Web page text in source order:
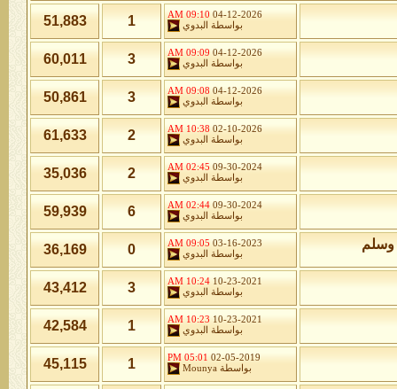
04-12-2026
09:10 AM
بواسطة
البدوي 1
51,883
04-12-2026
09:09 AM
بواسطة
البدوي 3
60,011
04-12-2026
09:08 AM
بواسطة
البدوي 3
50,861
02-10-2026
10:38 AM
بواسطة
البدوي 2
61,633
09-30-2024
02:45 AM
بواسطة
البدوي 2
35,036
09-30-2024
02:44 AM
بواسطة
البدوي 6
59,939
وسلم 03-16-2023
09:05 AM
بواسطة
البدوي 0
36,169
10-23-2021
10:24 AM
بواسطة
البدوي 3
43,412
10-23-2021
10:23 AM
بواسطة
البدوي 1
42,584
02-05-2019
05:01 PM
بواسطة Mounya
1
45,115